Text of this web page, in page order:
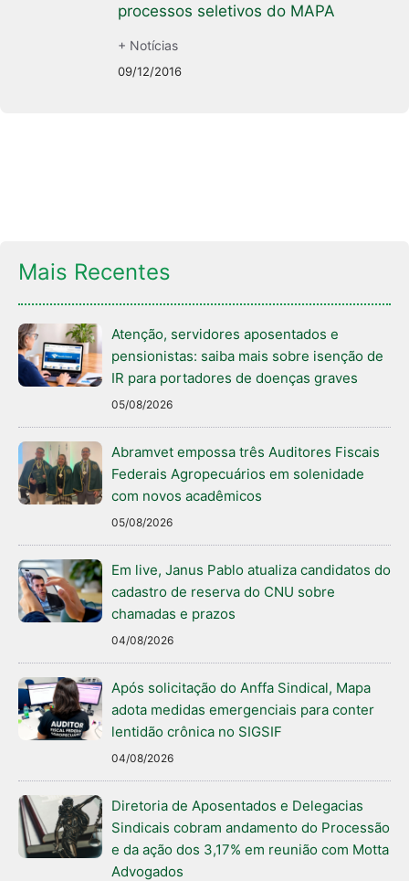
processos seletivos do MAPA
+ Notícias
09/12/2016
Mais Recentes
Atenção, servidores aposentados e
pensionistas: saiba mais sobre isenção de
IR para portadores de doenças graves
05/08/2026
Abramvet empossa três Auditores Fiscais
Federais Agropecuários em solenidade
com novos acadêmicos
05/08/2026
Em live, Janus Pablo atualiza candidatos do
cadastro de reserva do CNU sobre
chamadas e prazos
04/08/2026
Após solicitação do Anffa Sindical, Mapa
adota medidas emergenciais para conter
lentidão crônica no SIGSIF
04/08/2026
Diretoria de Aposentados e Delegacias
Sindicais cobram andamento do Processão
e da ação dos 3,17% em reunião com Motta
Advogados